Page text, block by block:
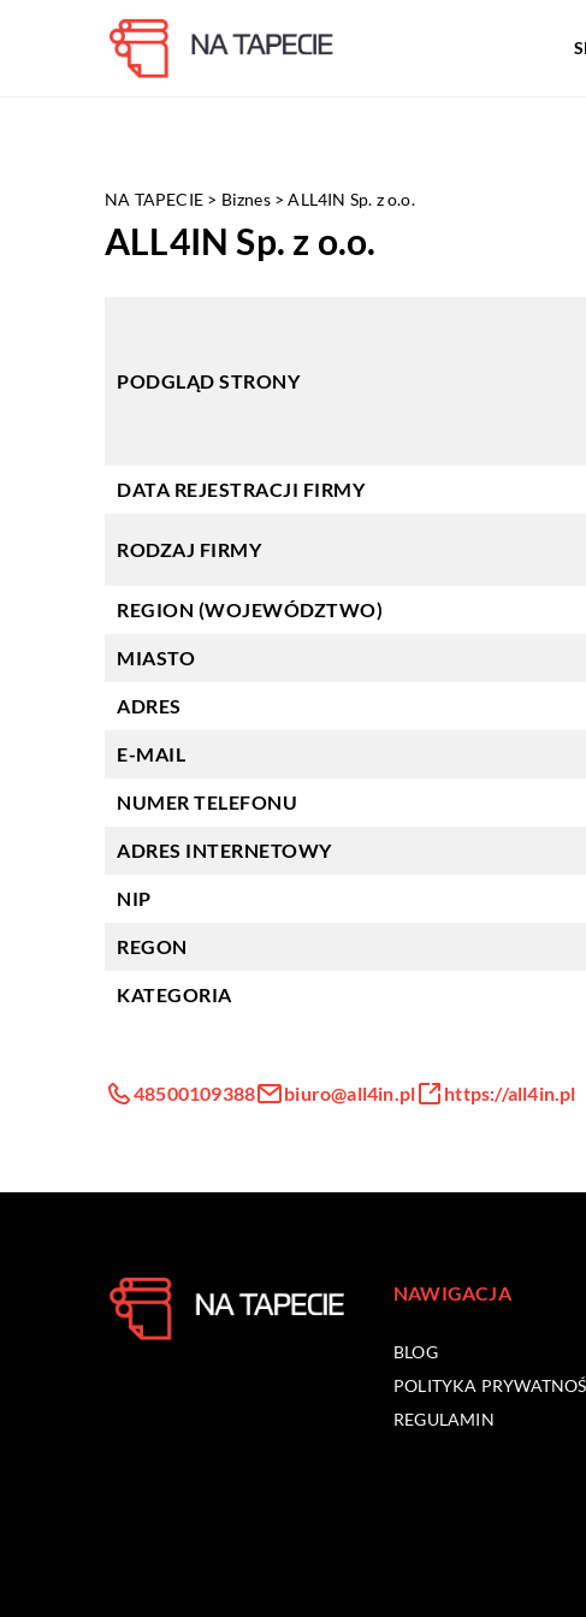
NA TAPECIE > Biznes>ALL4IN Sp. z o.o.
ALL4IN Sp. z o.o.
PODGLĄD STRONY
DATA REJESTRACJI FIRMY
RODZAJ FIRMY
REGION (WOJEWÓDZTWO)
MIASTO
ADRES
E-MAIL
NUMER TELEFONU
ADRES INTERNETOWY
NIP
REGON
KATEGORIA
48500109388 biuro@all4in.pl https://all4in.pl
NAWIGACJA
BLOG
POLITYKA
REGULAMIN